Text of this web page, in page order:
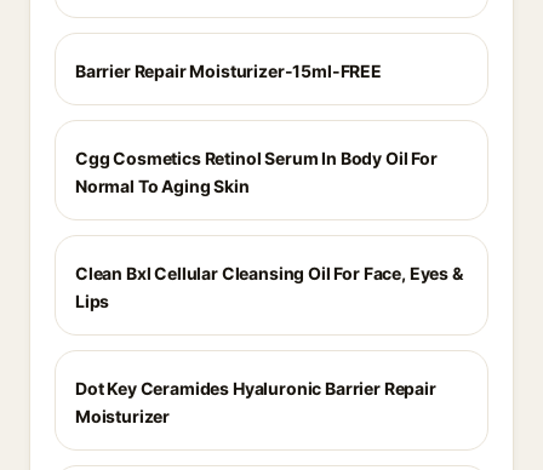
Barrier Repair Moisturizer-15ml-FREE
Cgg Cosmetics Retinol Serum In Body Oil For
Normal To Aging Skin
Clean Bxl Cellular Cleansing Oil For Face, Eyes &
Lips
Dot Key Ceramides Hyaluronic Barrier Repair
Moisturizer